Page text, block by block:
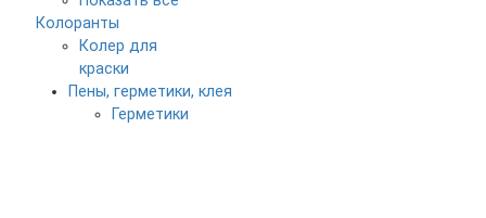
Колоранты
Колер для
краски
Пены, герметики, клея
Герметики